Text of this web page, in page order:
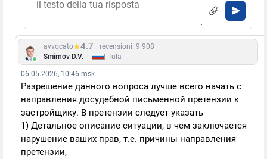
avvocato 4.7
recensioni: 9 908
Smirnov D.V.
Tula
06.05.2026, 10:46 msk
Разрешение данного вопроса лучше всего начать с
направления досудебной письменной претензии к
застройщику. В претензии следует указать
1) Детальное описание ситуации, в чем заключается
нарушение ваших прав, т.е. причины направления
претензии,